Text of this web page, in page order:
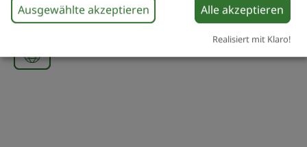
09141 92662 09147 663
Ausgewählte akzeptieren Alle akzeptieren
Realisiert mit Klaro!